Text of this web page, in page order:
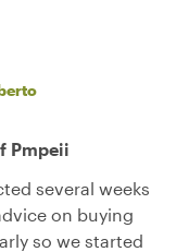
Pmpeii
several weeks
on buying
so we started